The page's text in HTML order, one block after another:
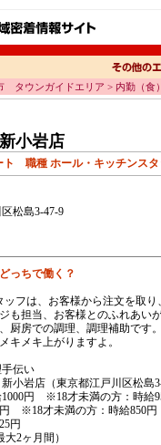
タウンガイドエリア > 内勤（食）
小岩店
職種 ホール・キッチンスタ
松島3-47-9
っちで働く？
フは、お客様から注文を取
も担当、お客様とのふれあい
厨房での調理、調理補助です
キメキ上がりますよ。
伝い
小岩店（東京都江戸川区松島3-
1000円 ※18才未満の方：時給
円 ※18才未満の方：時給850円
円
2ヶ月間）